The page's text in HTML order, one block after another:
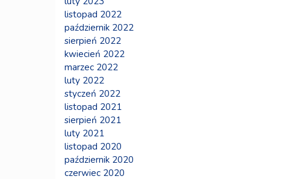
listopad 2022
październik 2022
sierpień 2022
kwiecień 2022
marzec 2022
luty 2022
styczeń 2022
listopad 2021
sierpień 2021
luty 2021
listopad 2020
październik 2020
czerwiec 2020